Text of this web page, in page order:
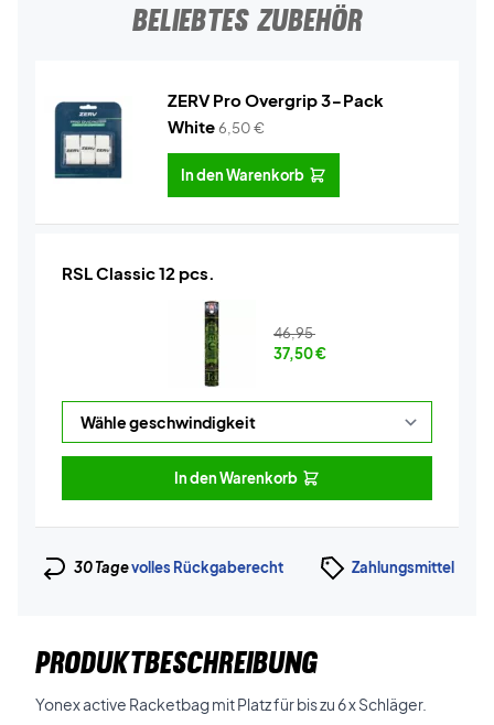
BELIEBTES ZUBEHÖR
ZERV Pro Overgrip 3-Pack
White6,50€
In den Warenkorb
RSL Classic 12 pcs.
46,95
37,50€
In den Warenkorb
30 Tagevolles Rückgaberecht Zahlungsmittel
PRODUKTBESCHREIBUNG
Yonex active Racketbag mit Platz für bis zu 6 x Schläger.